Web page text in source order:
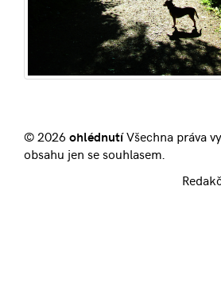
© 2026ohlédnutíVšechna práva
obsahu jen se souhlasem.